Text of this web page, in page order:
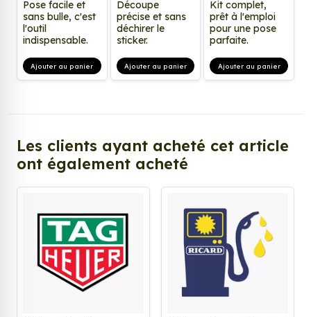
Pose facile et
sans bulle, c'est
l'outil
indispensable.
Ajouter au panier
Découpe
précise et sans
déchirer le
sticker.
Ajouter au panier
Kit complet,
prêt à l'emploi
pour une pose
parfaite.
Ajouter au panier
Les clients ayant acheté cet article
ont également acheté